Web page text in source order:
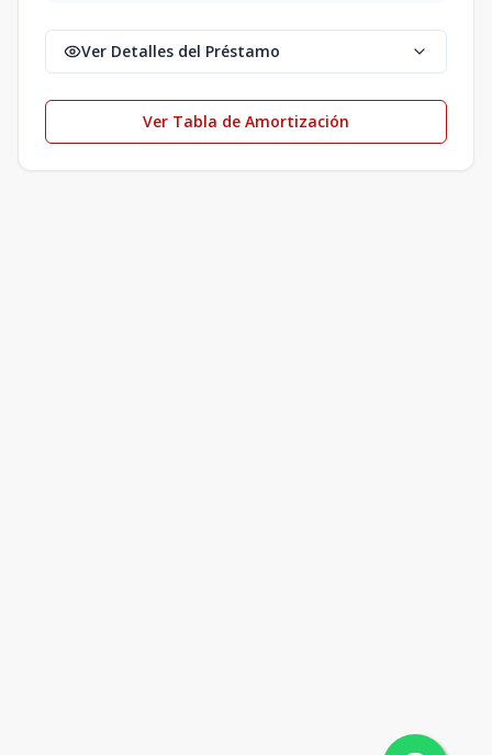
Ver Detalles del Préstamo
Ver Tabla de Amortización